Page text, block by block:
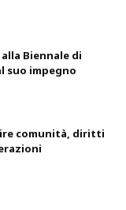
Biennale di
suo impegno
comunità, diritti